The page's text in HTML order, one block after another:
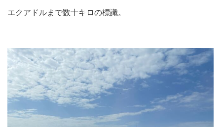
エクアドルまで数十キロの標識。